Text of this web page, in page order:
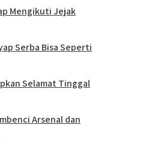
Mengikuti Jejak
Serba Bisa Seperti
Selamat Tinggal
Arsenal dan